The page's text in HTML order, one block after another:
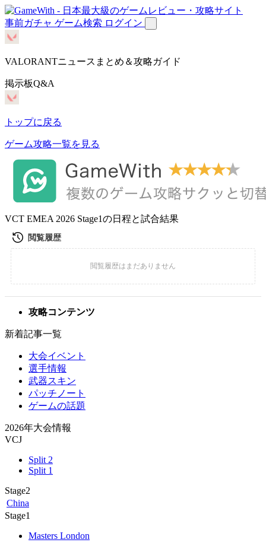
事前ガチャ ゲーム検索 ログイン
VALORANTニュースまとめ＆攻略ガイド
掲示板Q&A
トップに戻る
ゲーム攻略一覧を見る
VCT EMEA 2026 Stage1の日程と試合結果
攻略コンテンツ
新着記事一覧
大会イベント
選手情報
武器スキン
パッチノート
ゲームの話題
2026年大会情報
VCJ
Split 2
Split 1
Stage2
China
Stage1
Masters London